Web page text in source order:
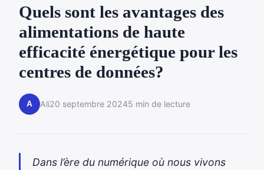
Quels sont les avantages des
alimentations de haute
efficacité énergétique pour les
centres de données?
A Ali20 septembre 20245 min de lecture
Dans l’ère du numérique où nous vivons